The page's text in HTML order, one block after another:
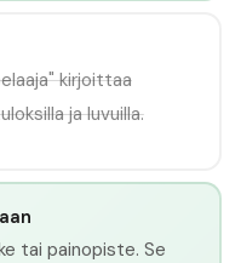
kirjoittaa
ja luvuilla.
tai painopiste. Se